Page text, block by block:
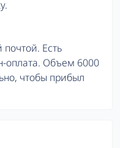
Есть
оплата. Объем 6000
чтобы прибыл